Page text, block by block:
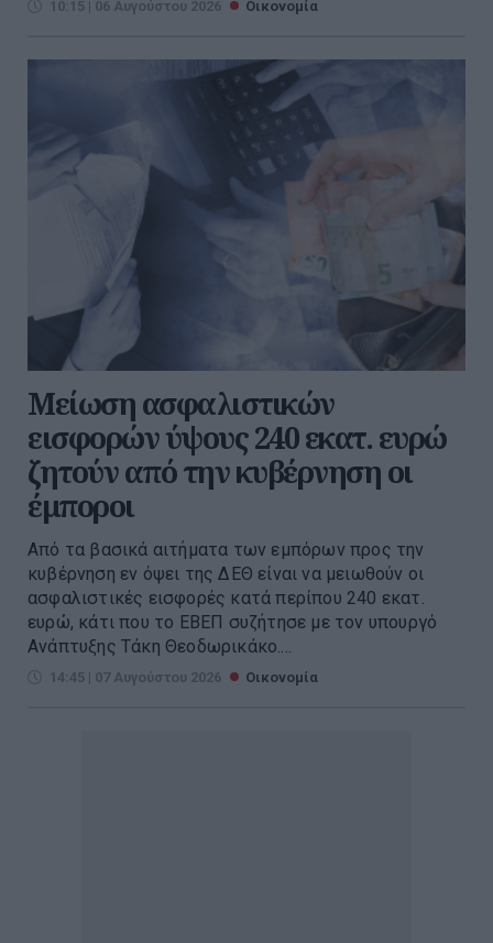
10:15 | 06 Αυγούστου 2026 Οικονομία
Μείωση ασφαλιστικών
εισφορών ύψους 240 εκατ. ευρώ
ζητούν από την κυβέρνηση οι
έμποροι
Από τα βασικά αιτήματα των εμπόρων προς την
κυβέρνηση εν όψει της ΔΕΘ είναι να μειωθούν οι
ασφαλιστικές εισφορές κατά περίπου 240 εκατ.
ευρώ, κάτι που το ΕΒΕΠ συζήτησε με τον υπουργό
Ανάπτυξης Τάκη Θεοδωρικάκο....
14:45 | 07 Αυγούστου 2026 Οικονομία